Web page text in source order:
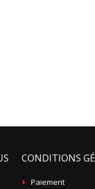
CONDITIONS
Paiement